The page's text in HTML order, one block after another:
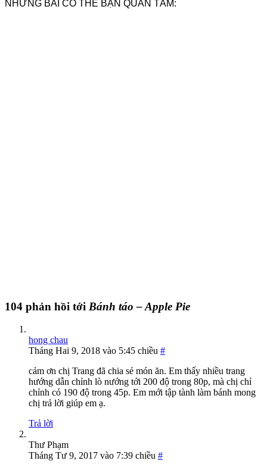
NHỮNG BÀI CÓ THỂ BẠN QUAN TÂM:
104 phản hồi tới Bánh táo – Apple Pie
hong chau
Tháng Hai 9, 2018 vào 5:45 chiều #
cảm ơn chị Trang đã chia sẻ món ăn. Em thấy nhiều trang
hướng dẫn chỉnh lò nướng tới 200 độ trong 80p, mà chị chỉ
chỉnh có 190 độ trong 45p. Em mới tập tành làm bánh mong
chị trả lời giúp em ạ.
Trả lời
Thư Phạm
Tháng Tư 9, 2017 vào 7:39 chiều #